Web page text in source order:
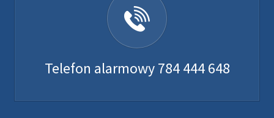
Telefon alarmowy 784 444 648